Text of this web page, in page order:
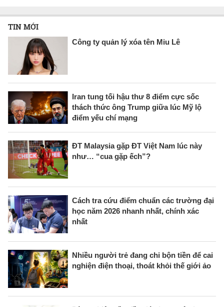
TIN MỚI
Công ty quản lý xóa tên Miu Lê
Iran tung tối hậu thư 8 điểm cực sốc
thách thức ông Trump giữa lúc Mỹ lộ
điểm yếu chí mạng
ĐT Malaysia gặp ĐT Việt Nam lúc này
như… “cua gặp ếch”?
Cách tra cứu điểm chuẩn các trường đại
học năm 2026 nhanh nhất, chính xác
nhất
Nhiều người trẻ đang chi bộn tiền để cai
nghiện điện thoại, thoát khỏi thế giới ảo